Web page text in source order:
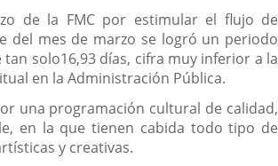
de la FMC por estimular el flujo de
del mes de marzo se logró un periodo
solo16,93 días, cifra muy inferior a la
en la Administración Pública.
una programación cultural de calidad,
en la que tienen cabida todo tipo de
y creativas.